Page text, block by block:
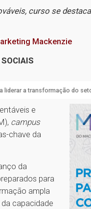
curso se
Mackenzie
liderar a transformação do
e
campus
chave da
da
para
ampla
capacidade